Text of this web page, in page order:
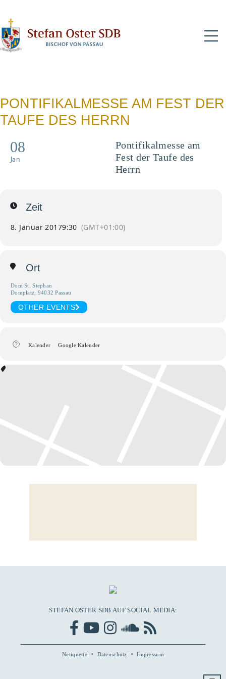
PONTIFIKALMESSE AM FEST DER
TAUFE DES HERRN
08
Jan
Pontifikalmesse am
Fest der Taufe des
Herrn
Zeit
8. Januar 20179:30 (GMT+01:00)
Ort
Dom St. Stephan
Domplatz, 94032 Passau
OTHER EVENTS
Kalender Google Kalender
STEFAN OSTER SDB AUF SOCIAL MEDIA:
Netiquette Datenschutz Impressum